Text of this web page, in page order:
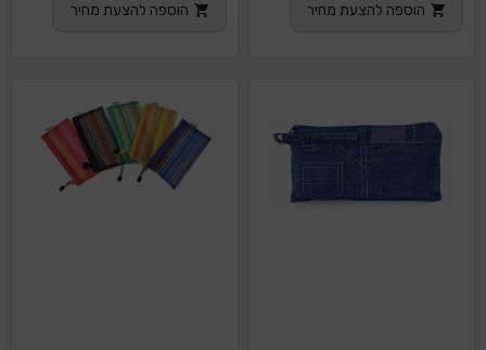
הוספה להצעת מחיר הוספה להצעת מחיר